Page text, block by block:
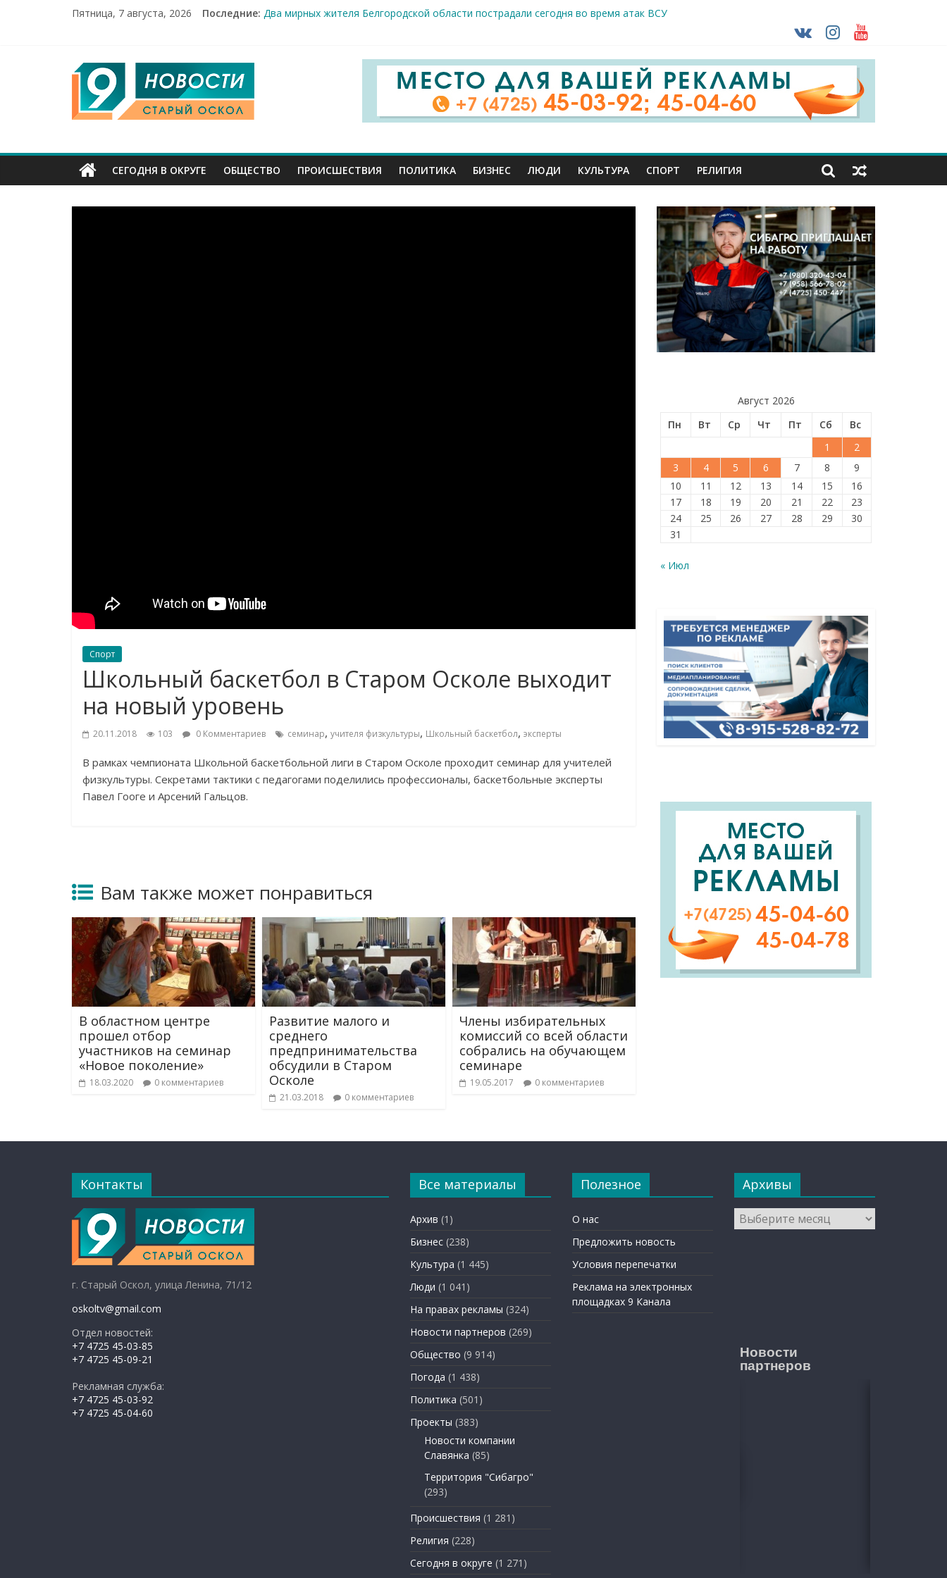
Пятница, 7 августа, 2026 Последние: Два мирных жителя Белгородской области пострадали сегодня во время атак ВСУ
100%-я раскрываемость особо тяжких преступлений: в Старооскольском отделе СК подвели итоги первого полугодия
Рейд по местам несанкционированной торговли: что и где можно продавать без штрафа?
«Купеческие салоны»: старооскольский краеведческий музей приглашает окунуться в прошлое
9
Канал
Старый
Оскол
СЕГОДНЯ В ОКРУГЕ ОБЩЕСТВО ПРОИСШЕСТВИЯ ПОЛИТИКА БИЗНЕС ЛЮДИ КУЛЬТУРА СПОРТ РЕЛИГИЯ
Спорт
Школьный баскетбол в Старом Осколе выходит
на новый уровень
20.11.2018 103 0 Комментариев семинар, учителя физкультуры, Школьный баскетбол, эксперты
В рамках чемпионата Школьной баскетбольной лиги в Старом Осколе проходит семинар для учителей
физкультуры. Секретами тактики с педагогами поделились профессионалы, баскетбольные эксперты
Павел Гооге и Арсений Гальцов.
Вам также может понравиться
В областном центре
прошел отбор
участников на семинар
«Новое поколение»
18.03.2020 0 комментариев
Развитие малого и
среднего
предпринимательства
обсудили в Старом
Осколе
21.03.2018 0 комментариев
Члены избирательных
комиссий со всей области
собрались на обучающем
семинаре
19.05.2017 0 комментариев
Август 2026
Пн
Вт Ср Чт Пт Сб
Вс
1
2
3
4 5 6 7 8
9
10
11 12 13 14 15
16
17
18 19 20 21 22
23
24
25 26 27 28 29
30
31
« Июл
Контакты
г. Старый Оскол, улица Ленина, 71/12
oskoltv@gmail.com
Отдел новостей:
+7 4725 45-03-85
+7 4725 45-09-21
Рекламная служба:
+7 4725 45-03-92
+7 4725 45-04-60
Все материалы
Архив (1)
Бизнес (238)
Культура (1 445)
Люди (1 041)
На правах рекламы (324)
Новости партнеров (269)
Общество (9 914)
Погода (1 438)
Политика (501)
Проекты (383)
Новости компании
Славянка (85)
Территория "Сибагро"
(293)
Происшествия (1 281)
Религия (228)
Сегодня в округе (1 271)
Полезное
О нас
Предложить новость
Условия перепечатки
Реклама на электронных
площадках 9 Канала
Архивы
Архивы
Новости
партнеров